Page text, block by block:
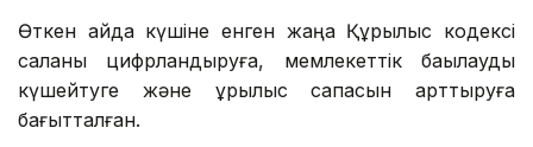
Өткен айда күшіне енген жаңа Құрылыс кодексі
саланы цифрландыруға, мемлекеттік бақылауды
күшейтуге және құрылыс сапасын арттыруға
бағытталған.